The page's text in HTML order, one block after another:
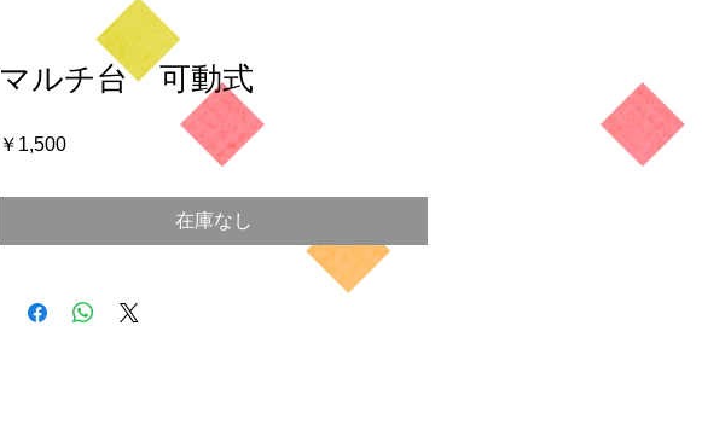
マルチ台 可動式
￥1,500価
在庫なし